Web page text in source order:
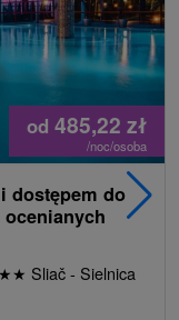
od 485,22 zł
/noc/osoba
dostępem do
★★ Sliač - Sielnica